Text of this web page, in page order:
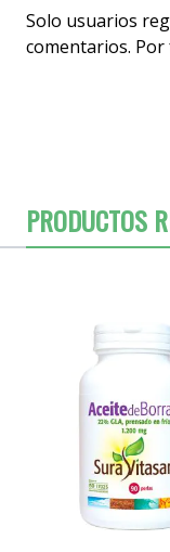
Solo usuarios
comentarios.
PRODUCTOS